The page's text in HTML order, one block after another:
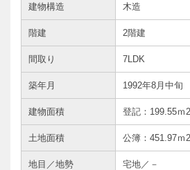
建物構造 木造
階建 2階建
間取り 7LDK
築年月 1992年8月中旬
建物面積 登記：199.55ｍ
土地面積 公簿：451.97ｍ2
地目／地勢 宅地／－